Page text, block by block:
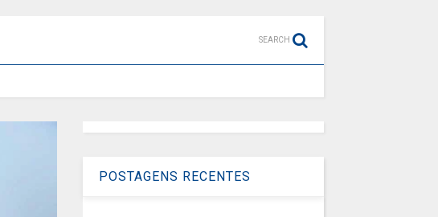
SEARCH
POSTAGENS RECENTES